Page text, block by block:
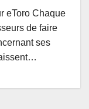
eToro Chaque
de faire
ses